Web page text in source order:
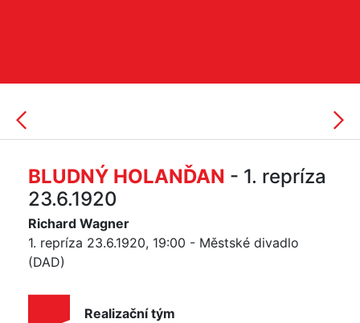
BLUDNÝ HOLANĎAN - 1. repríza
23.6.1920
Richard Wagner
1. repríza 23.6.1920, 19:00 - Městské divadlo
(DAD)
Realizační tým